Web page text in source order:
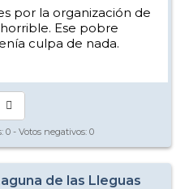
por la organización de
Ese pobre
culpa de nada.
0 - Votos negativos: 0
de las Lleguas